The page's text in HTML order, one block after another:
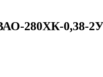
280ХК-0,38-